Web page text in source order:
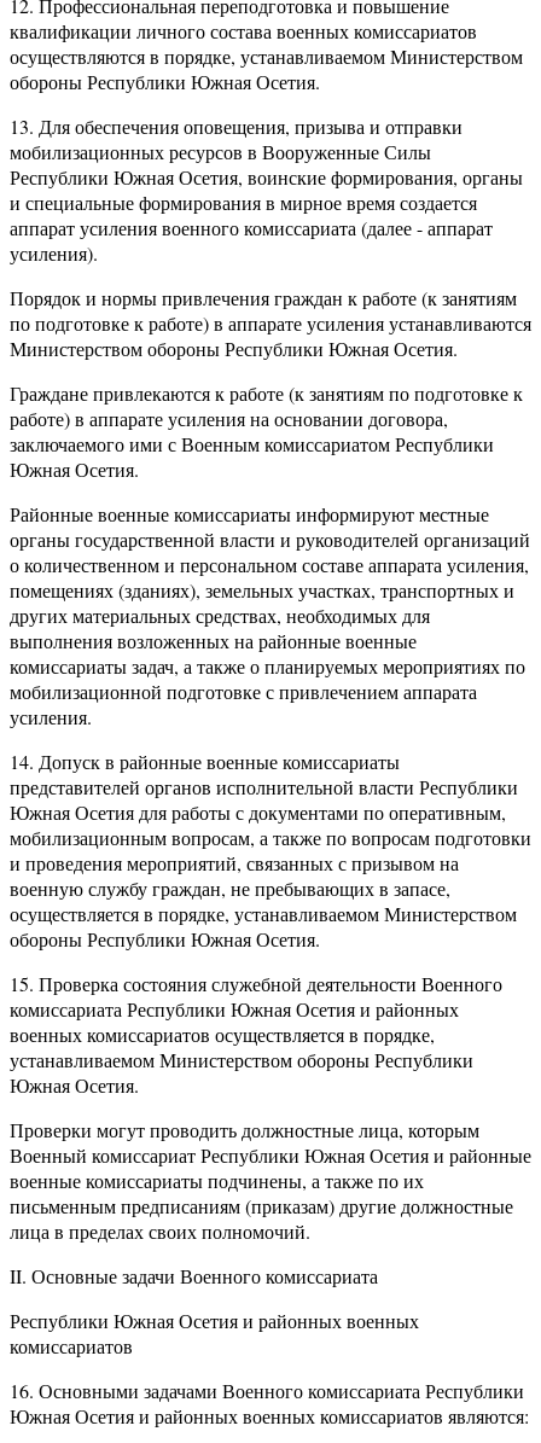
квалификации личного состава военных комиссариатов
осуществляются в порядке, устанавливаемом Министерством
обороны Республики Южная Осетия.
13. Для обеспечения оповещения, призыва и отправки
мобилизационных ресурсов в Вооруженные Силы
Республики Южная Осетия, воинские формирования, органы
и специальные формирования в мирное время создается
аппарат усиления военного комиссариата (далее - аппарат
усиления).
Порядок и нормы привлечения граждан к работе (к занятиям
по подготовке к работе) в аппарате усиления устанавливаются
Министерством обороны Республики Южная Осетия.
Граждане привлекаются к работе (к занятиям по подготовке к
работе) в аппарате усиления на основании договора,
заключаемого ими с Военным комиссариатом Республики
Южная Осетия.
Районные военные комиссариаты информируют местные
органы государственной власти и руководителей организаций
о количественном и персональном составе аппарата усиления,
помещениях (зданиях), земельных участках, транспортных и
других материальных средствах, необходимых для
выполнения возложенных на районные военные
комиссариаты задач, а также о планируемых мероприятиях по
мобилизационной подготовке с привлечением аппарата
усиления.
14. Допуск в районные военные комиссариаты
представителей органов исполнительной власти Республики
Южная Осетия для работы с документами по оперативным,
мобилизационным вопросам, а также по вопросам подготовки
и проведения мероприятий, связанных с призывом на
военную службу граждан, не пребывающих в запасе,
осуществляется в порядке, устанавливаемом Министерством
обороны Республики Южная Осетия.
15. Проверка состояния служебной деятельности Военного
комиссариата Республики Южная Осетия и районных
военных комиссариатов осуществляется в порядке,
устанавливаемом Министерством обороны Республики
Южная Осетия.
Проверки могут проводить должностные лица, которым
Военный комиссариат Республики Южная Осетия и районные
военные комиссариаты подчинены, а также по их
письменным предписаниям (приказам) другие должностные
лица в пределах своих полномочий.
II. Основные задачи Военного комиссариата
Республики Южная Осетия и районных военных
комиссариатов
16. Основными задачами Военного комиссариата Республики
Южная Осетия и районных военных комиссариатов являются: